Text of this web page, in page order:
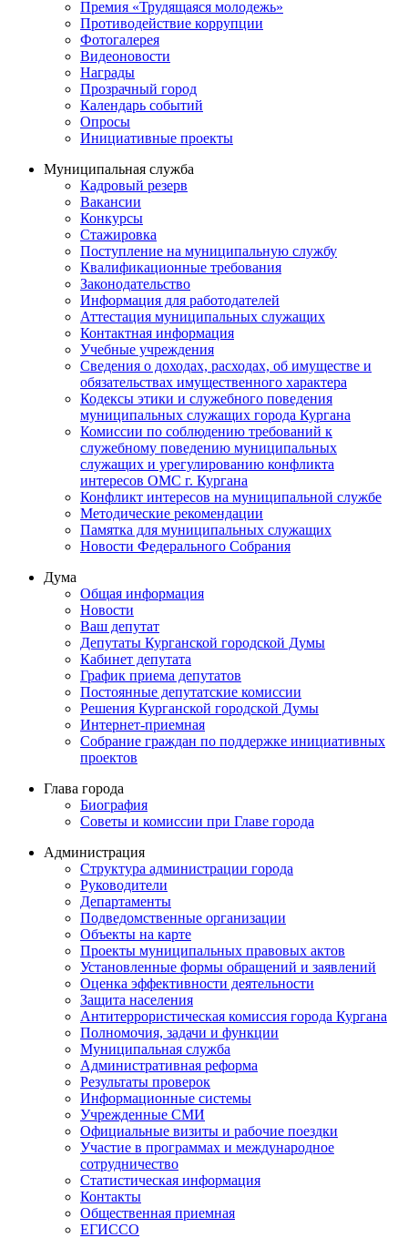
Премия «Трудящаяся молодежь»
Противодействие коррупции
Фотогалерея
Видеоновости
Награды
Прозрачный город
Календарь событий
Опросы
Инициативные проекты
Муниципальная служба
Кадровый резерв
Вакансии
Конкурсы
Стажировка
Поступление на муниципальную службу
Квалификационные требования
Законодательство
Информация для работодателей
Аттестация муниципальных служащих
Контактная информация
Учебные учреждения
Сведения о доходах, расходах, об имуществе и
обязательствах имущественного характера
Кодексы этики и служебного поведения
муниципальных служащих города Кургана
Комиссии по соблюдению требований к
служебному поведению муниципальных
служащих и урегулированию конфликта
интересов ОМС г. Кургана
Конфликт интересов на муниципальной службе
Методические рекомендации
Памятка для муниципальных служащих
Новости Федерального Cобрания
Дума
Общая информация
Новости
Ваш депутат
Депутаты Курганской городской Думы
Кабинет депутата
График приема депутатов
Постоянные депутатские комиссии
Решения Курганской городской Думы
Интернет-приемная
Собрание граждан по поддержке инициативных
проектов
Глава города
Биография
Советы и комиссии при Главе города
Администрация
Структура администрации города
Руководители
Департаменты
Подведомственные организации
Объекты на карте
Проекты муниципальных правовых актов
Установленные формы обращений и заявлений
Оценка эффективности деятельности
Защита населения
Антитеррористическая комиссия города Кургана
Полномочия, задачи и функции
Муниципальная служба
Административная реформа
Результаты проверок
Информационные системы
Учрежденные СМИ
Официальные визиты и рабочие поездки
Участие в программах и международное
сотрудничество
Статистическая информация
Контакты
Общественная приемная
ЕГИССО